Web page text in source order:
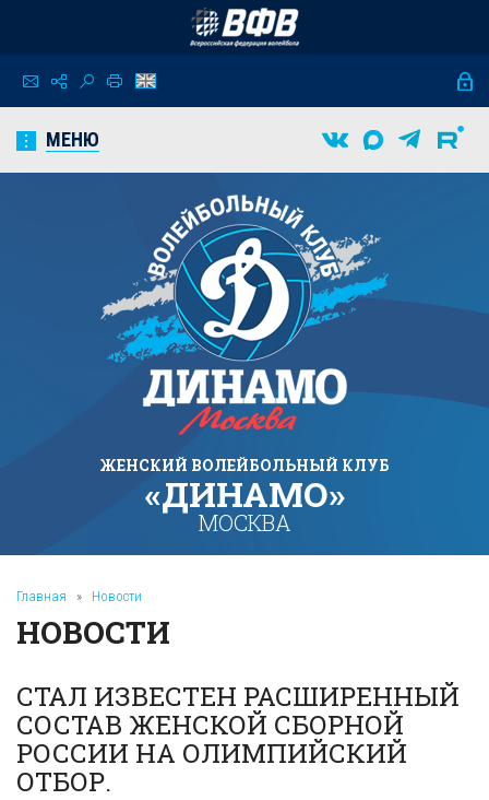
МЕНЮ
ЖЕНСКИЙ ВОЛЕЙБОЛЬНЫЙ КЛУБ
«ДИНАМО»
МОСКВА
Главная » Новости
НОВОСТИ
СТАЛ ИЗВЕСТЕН РАСШИРЕННЫЙ
СОСТАВ ЖЕНСКОЙ СБОРНОЙ
РОССИИ НА ОЛИМПИЙСКИЙ
ОТБОР.